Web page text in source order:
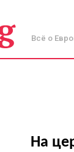
Всё о
На